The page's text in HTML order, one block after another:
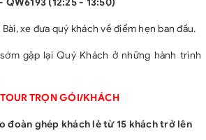
xe đưa quý khách về điểm hẹn ban đầu.
gặp lại Quý Khách ở những hành trình
TRỌN GÓI/KHÁCH
đoàn ghép khách lẻ từ 15 khách trở lên